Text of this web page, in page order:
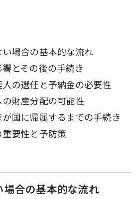
場合の基本的な流れ
とその後の手続き
の選任と予納金の必要性
財産分配の可能性
国に帰属するまでの手続き
要性と予防策
合の基本的な流れ